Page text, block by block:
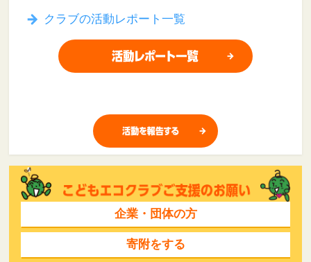
クラブの活動レポート一覧
企業・団体の方
寄附をする